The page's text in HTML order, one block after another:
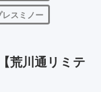
レスミノー
荒川通リミテ